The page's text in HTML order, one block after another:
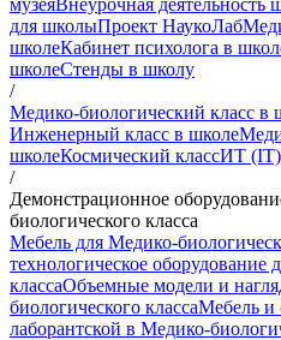
для школыПроект НаукоЛаб
школеКабинет психолога в
школеСтенды в школу
/
Медико-биологический класс в
Инженерный класс в школе
школеКосмический классИТ
/
Демонстрационное
биологического класса
Мебель для Медико-
технологическое оборудование
классаОбъемные модели и
биологического классаМебель и
лаборантской в Медико-